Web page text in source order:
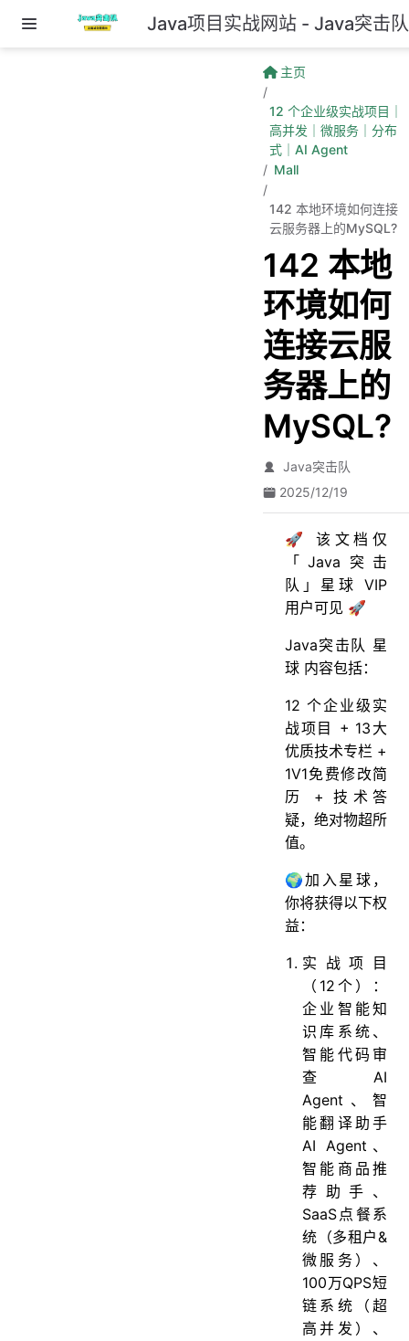
跳至主要內容 Java项目实战网站 - Java突击队
主页
12 个企业级实战项目｜
高并发｜微服务｜分布
式｜AI Agent
Mall
142 本地环境如何连接
云服务器上的MySQL?
142 本地
环境如何
连接云服
务器上的
MySQL?
Java突击队
2025/12/19
🚀 该文档仅
「Java突击
队」星球 VIP
用户可见 🚀
Java突击队 星
球 内容包括：
12 个企业级实
战项目 + 13大
优质技术专栏 +
1V1免费修改简
历 + 技术答
疑，绝对物超所
值。
🌍加入星球，
你将获得以下权
益：
实战项目
（12个）：
企业智能知
识库系统、
智能代码审
查AI
Agent、智
能翻译助手
AI Agent、
智能商品推
荐助手、
SaaS点餐系
统（多租户&
微服务）、
100万QPS短
链系统（超
高并发）、